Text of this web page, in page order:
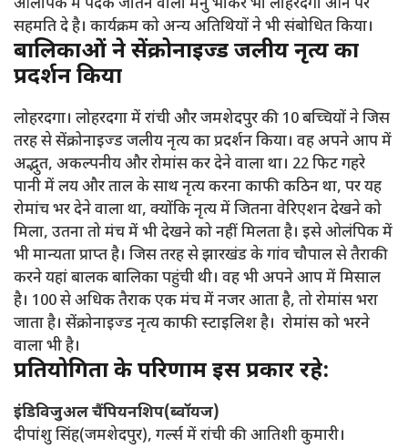
ओलंपिक में पदक जीतने वाली मनु भाकर भी लोहरदगा आने पर
सहमति दे है। कार्यक्रम को अन्य अतिथियों ने भी संबोधित किया।
बालिकाओं ने सेंक्रोनाइज्ड जलीय नृत्य का
प्रदर्शन किया
लोहरदगा। लोहरदगा में रांची और जमशेदपुर की 10 बच्चियों ने जिस
तरह से सेंक्रोनाइज्ड जलीय नृत्य का प्रदर्शन किया। वह अपने आप में
अद्भुत, अकल्पनीय और रोमांस कर देने वाला था। 22 फिट गहरे
पानी में लय और ताल के साथ नृत्य करना काफी कठिन था, पर यह
रोमांच भर देने वाला था, क्योंकि नृत्य में जितना वेरिएशन देखने को
मिला, उतना तो मंच में भी देखने को नहीं मिलता है। इसे ओलंपिक में
भी मान्यता प्राप्त है। जिस तरह से झारखंड के गांव चौपाल से तैराकी
करने यहां बालक बालिका पहुंची थी। वह भी अपने आप में मिसाल
है। 100 से अधिक तैराक एक मंच में नजर आता है, तो रोमांस भरा
जाता है। सेंक्रोनाइज्ड नृत्य काफी स्टाइलिश है। रोमांस को भरने
वाला भी है।
प्रतियोगिता के परिणाम इस प्रकार रहे:
इंडिविजुअल चैंपियनशिप(ब्वॉयज)
दीपांशु सिंह(जमशेदपुर), गर्ल्स में रांची की आतिशी कुमारी।